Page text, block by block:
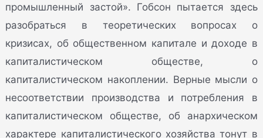
промышленный застой». Гобсон пытается здесь
разобраться в теоретических вопросах о
кризисах, об общественном капитале и доходе в
капиталистическом обществе, о
капиталистическом накоплении. Верные мысли о
несоответствии производства и потребления в
капиталистическом обществе, об анархическом
характере капиталистического хозяйства тонут в